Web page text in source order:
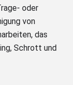
oder
von
das
Schrott und